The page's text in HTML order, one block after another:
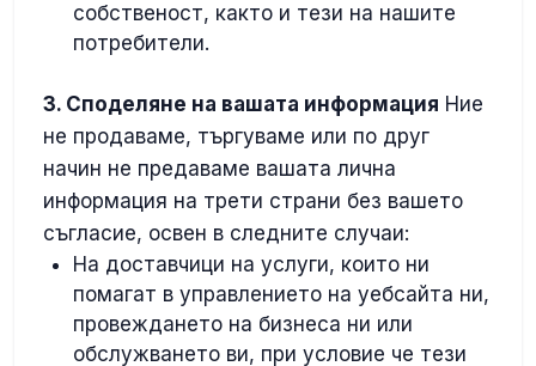
собственост, както и тези на нашите
потребители.
3. Споделяне на вашата информация Ние
не продаваме, търгуваме или по друг
начин не предаваме вашата лична
информация на трети страни без вашето
съгласие, освен в следните случаи:
На доставчици на услуги, които ни
помагат в управлението на уебсайта ни,
провеждането на бизнеса ни или
обслужването ви, при условие че тези